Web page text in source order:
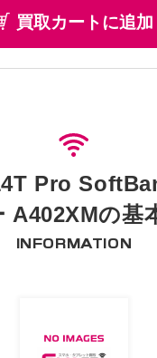
買取カートに追加
Pro
A402XMの基
INFORMATION